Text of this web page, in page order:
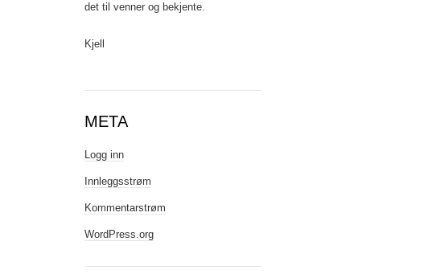
det til venner og bekjente.
Kjell
META
Logg inn
Innleggsstrøm
Kommentarstrøm
WordPress.org